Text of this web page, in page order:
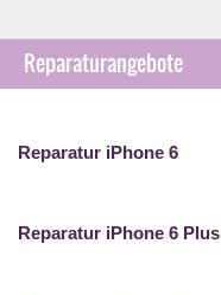
Reparaturangebote
Reparatur iPhone 6
Reparatur iPhone 6 Plus